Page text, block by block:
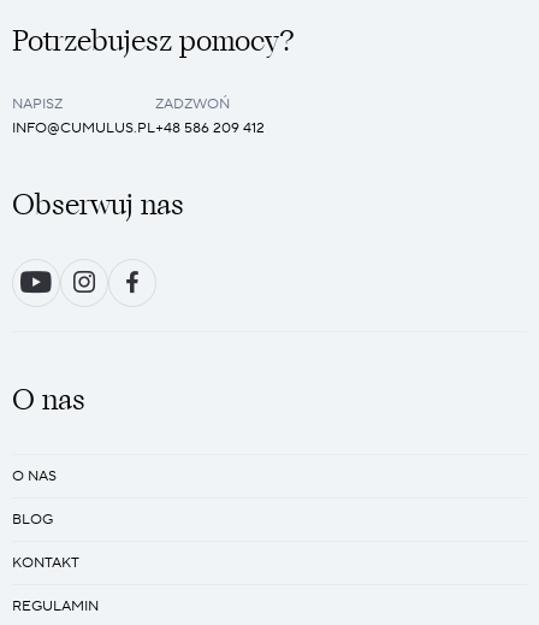
Potrzebujesz pomocy?
NAPISZ
INFO@CUMULUS.PL
ZADZWOŃ
+48 586 209 412
Obserwuj nas
O nas
O NAS
BLOG
KONTAKT
REGULAMIN